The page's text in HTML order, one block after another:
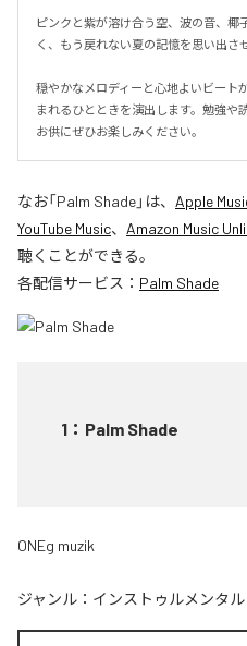
ピンクと紫が溶け合う空、波の音、椰
く、もう戻れない夏の記憶を思い出さ
穏やかなメロディーと心地よいビート
まれるひとときを演出します。勉強や
お供にぜひお楽しみください。
なお「Palm Shade」は、 Apple
YouTube Music、 Amazon Music
聴くことができる。
各配信サービス： Palm Shade
1 ： Palm Shade
ONEg muzik
ジャンル： インストゥルメンタル